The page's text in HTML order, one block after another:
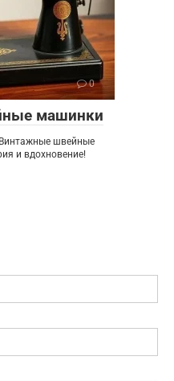
0
машинки
швейные
и вдохновение!